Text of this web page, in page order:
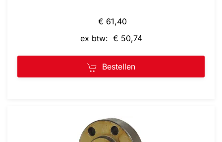
€ 61,40
ex btw: € 50,74
Bestellen